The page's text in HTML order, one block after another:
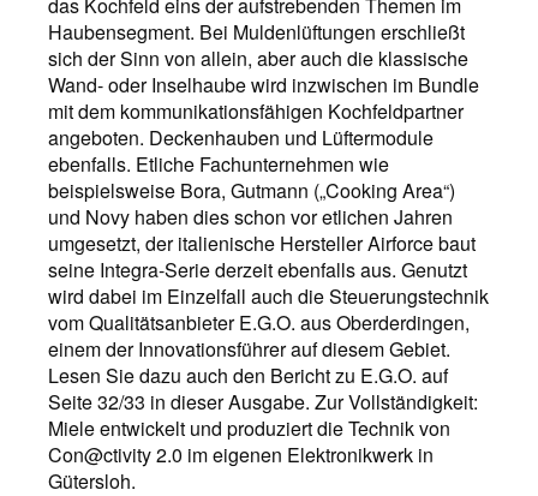
Haubensegment. Bei Muldenlüftungen erschließt
sich der Sinn von allein, aber auch die klassische
Wand- oder Inselhaube wird inzwischen im Bundle
mit dem kommunikationsfähigen Kochfeldpartner
angeboten. Deckenhauben und Lüftermodule
ebenfalls. Etliche Fachunternehmen wie
beispielsweise Bora, Gutmann („Cooking Area“)
und Novy haben dies schon vor etlichen Jahren
umgesetzt, der italienische Hersteller Airforce baut
seine Integra-Serie derzeit ebenfalls aus. Genutzt
wird dabei im Einzelfall auch die Steuerungstechnik
vom Qualitätsanbieter E.G.O. aus Oberderdingen,
einem der Innovationsführer auf diesem Gebiet.
Lesen Sie dazu auch den Bericht zu E.G.O. auf
Seite 32/33 in dieser Ausgabe. Zur Vollständigkeit:
Miele entwickelt und produziert die Technik von
Con@ctivity 2.0 im eigenen Elektronikwerk in
Gütersloh.